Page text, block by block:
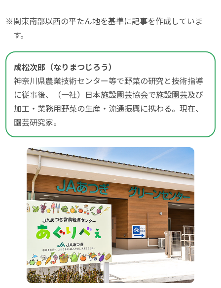
※関東南部以西の平たん地を基準に記事を作成していま
す。
成松次郎（なりまつじろう）
神奈川県農業技術センター等で野菜の研究と技術指導
に従事後、（一社）日本施設園芸協会で施設園芸及び
加工・業務用野菜の生産・流通振興に携わる。現在、
園芸研究家。